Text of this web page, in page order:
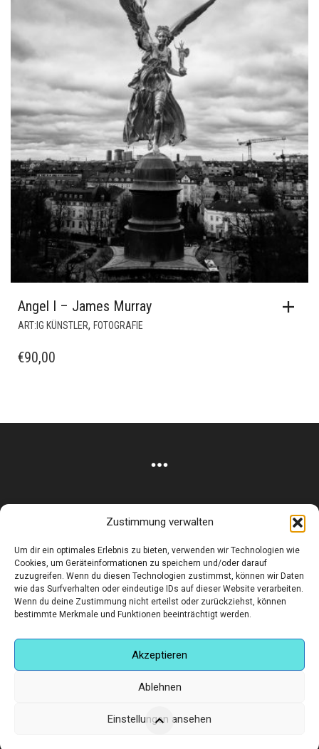
Zustimmung verwalten
Um dir ein optimales Erlebnis zu bieten, verwenden wir Technologien wie
Cookies, um Geräteinformationen zu speichern und/oder darauf
zuzugreifen. Wenn du diesen Technologien zustimmst, können wir Daten
wie das Surfverhalten oder eindeutige IDs auf dieser Website verarbeiten.
Wenn du deine Zustimmung nicht erteilst oder zurückziehst, können
bestimmte Merkmale und Funktionen beeinträchtigt werden.
Akzeptieren
Ablehnen
Einstellungen ansehen
Angel I – James Murray
ART:IG KÜNSTLER, FOTOGRAFIE
€90,00
Corneliusstr. 19, München, 80469, Germany
Telefon: +49 (0)89 552 985 72
Öffnungszeiten: Di. - FR. 11.00 –19.30 UHR · SA. 11.00 –18.00
UHR
Copyright © 2025 - art:ig Galerie
Impressum
Datenschutz AGB
Hilfe & Kontakt
Finden Sie eine Unterkunft in München